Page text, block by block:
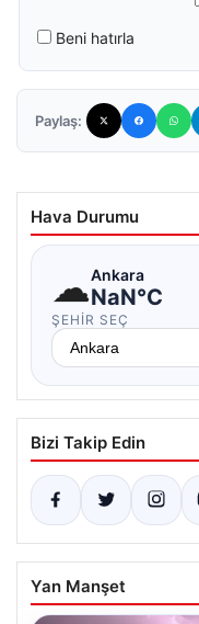
Beni hatırla
Paylaş:
Hava Durumu
☁Ankara
NaN°C
ŞEHIR SEÇ
Bizi Takip Edin
Yan Manşet